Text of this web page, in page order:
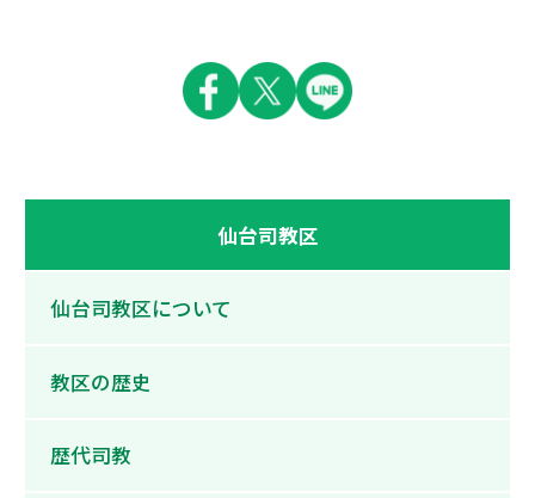
仙台司教区
仙台司教区について
教区の歴史
歴代司教